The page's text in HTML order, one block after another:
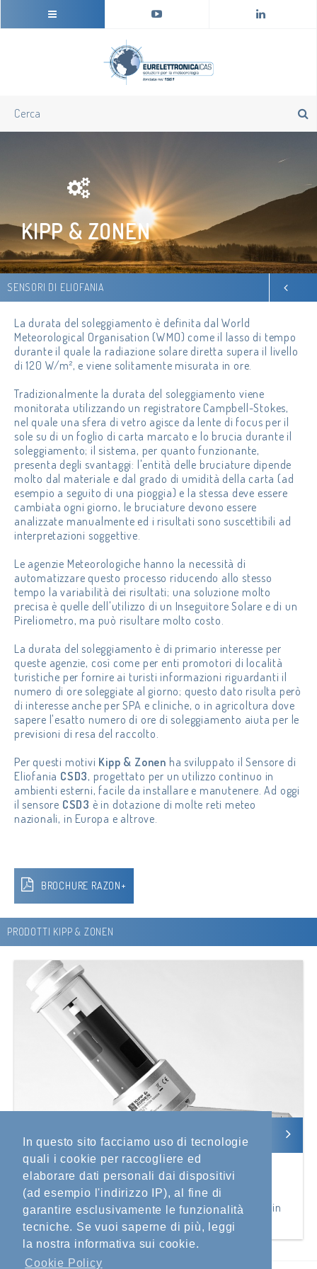
In questo sito facciamo uso di tecnologie
quali i cookie per raccogliere ed
elaborare dati personali dai dispositivi
(ad esempio l'indirizzo IP), al fine di
garantire esclusivamente le funzionalità
tecniche. Se vuoi saperne di più, leggi
la nostra informativa sui cookie.
Cookie Policy
KIPP & ZONEN
SENSORI DI ELIOFANIA
La durata del soleggiamento è definita dal World
Meteorological Organisation (WMO) come il lasso di tempo
durante il quale la radiazione solare diretta supera il livello
di 120 W/m², e viene solitamente misurata in ore.
Tradizionalmente la durata del soleggiamento viene
monitorata utilizzando un registratore Campbell-Stokes,
nel quale una sfera di vetro agisce da lente di focus per il
sole su di un foglio di carta marcato e lo brucia durante il
soleggiamento; il sistema, per quanto funzionante,
presenta degli svantaggi: l'entità delle bruciature dipende
molto dal materiale e dal grado di umidità della carta (ad
esempio a seguito di una pioggia) e la stessa deve essere
cambiata ogni giorno, le bruciature devono essere
analizzate manualmente ed i risultati sono suscettibili ad
interpretazioni soggettive.
Le agenzie Meteorologiche hanno la necessità di
automatizzare questo processo riducendo allo stesso
tempo la variabilità dei risultati; una soluzione molto
precisa è quelle dell'utilizzo di un Inseguitore Solare e di un
Pireliometro, ma può risultare molto costo.
La durata del soleggiamento è di primario interesse per
queste agenzie, così come per enti promotori di località
turistiche per fornire ai turisti informazioni riguardanti il
numero di ore soleggiate al giorno; questo dato risulta però
di interesse anche per SPA e cliniche, o in agricoltura dove
sapere l'esatto numero di ore di soleggiamento aiuta per le
previsioni di resa del raccolto.
Per questi motivi Kipp & Zonen ha sviluppato il Sensore di
Eliofania CSD3, progettato per un utilizzo continuo in
ambienti esterni, facile da installare e manutenere. Ad oggi
il sensore CSD3 è in dotazione di molte reti meteo
nazionali, in Europa e altrove.
BROCHURE RAZON+
PRODOTTI KIPP & ZONEN
CSD3
Sensore di Eliofania
Sensore per registrare la durata del soleggiamento in
ore, senza parti mobili.